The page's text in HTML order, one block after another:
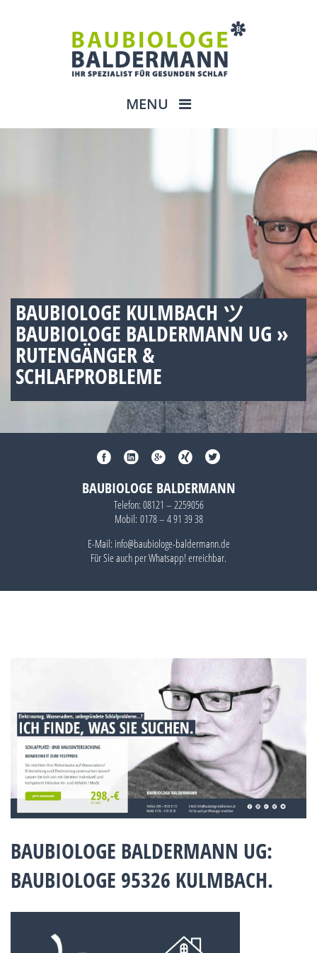
MENU
BAUBIOLOGE KULMBACH ツ
BAUBIOLOGE BALDERMANN UG »
RUTENGÄNGER &
SCHLAFPROBLEME
BAUBIOLOGE BALDERMANN
Telefon: 08121 – 2259056
Mobil: 0178 – 4 91 39 38
E-Mail: info@baubiologe-baldermann.de
Für Sie auch perWhatsapp!erreichbar.
BAUBIOLOGE BALDERMANN UG:
BAUBIOLOGE 95326 KULMBACH.